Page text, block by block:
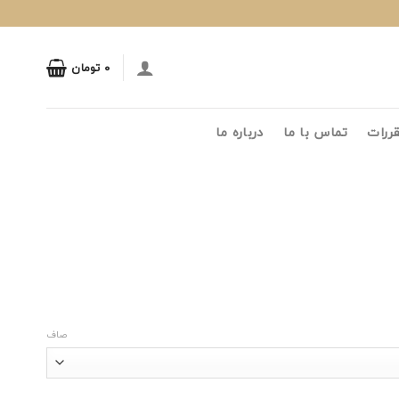
۰ تومان
تماس با ما درباره ما
صاف